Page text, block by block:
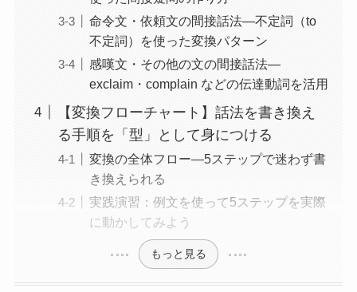
命令文・依頼文の間接話法—不定詞（to
不定詞）を使った変換パターン
感嘆文・その他の文の間接話法—
exclaim・complain などの伝達動詞を活用
【変換フローチャート】話法を書き換え
る手順を「型」として身につける
変換の全体フロー—5ステップで迷わず書
き換えられる
実践演習：例文を使って5ステップを実際
に動かしてみよう
もっと見る